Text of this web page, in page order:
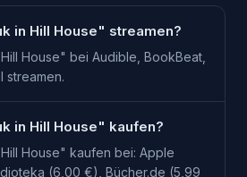
in Hill House" streamen?
House" bei Audible, BookBeat,
streamen.
in Hill House" kaufen?
House" kaufen bei: Apple
(6,00 €), Bücher.de (5,99